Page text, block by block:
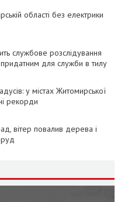
області без електрики
службове розслідування
для служби в тилу
у містах Житомирської
рекорди
вітер повалив дерева і